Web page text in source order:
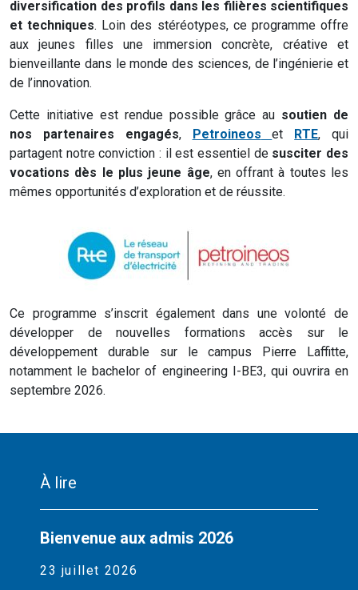
diversification des profils dans les filières scientifiques
et techniques. Loin des stéréotypes, ce programme offre
aux jeunes filles une immersion concrète, créative et
bienveillante dans le monde des sciences, de l’ingénierie et
de l’innovation.
Cette initiative est rendue possible grâce au soutien de
nos partenaires engagés, Petroineos et RTE, qui
partagent notre conviction : il est essentiel de susciter des
vocations dès le plus jeune âge, en offrant à toutes les
mêmes opportunités d’exploration et de réussite.
Ce programme s’inscrit également dans une volonté de
développer de nouvelles formations accès sur le
développement durable sur le campus Pierre Laffitte,
notamment le bachelor of engineering I-BE3, qui ouvrira en
septembre 2026.
À lire
Bienvenue aux admis 2026
23 juillet 2026